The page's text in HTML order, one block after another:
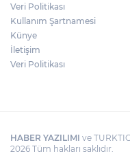
Veri Politikası
Kullanım Şartnamesi
Künye
İletişim
Veri Politikası
HABER YAZILIMI ve
2026 Tüm hakları saklıdır.